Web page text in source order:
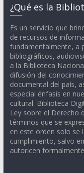
¿Qué es la
Es un servicio que
de recursos de
fundamentalmente, a
bibliográficos,
a la Biblioteca
difusión del
documental del país,
especial énfasis en
cultural. Biblioteca
Ley sobre el Derecho
términos que se
en este orden solo se
cumplimiento, salvo
autoricen